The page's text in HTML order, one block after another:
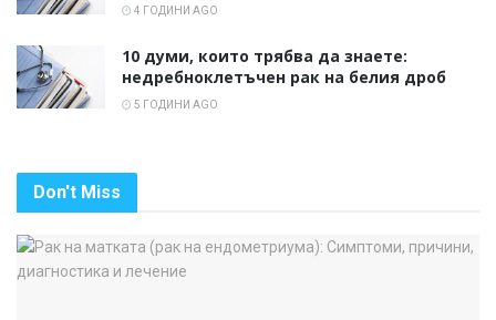
4 ГОДИНИ AGO
10 думи, които трябва да знаете:
недребноклетъчен рак на белия дроб
5 ГОДИНИ AGO
Don't Miss